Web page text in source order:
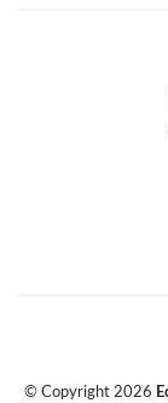
© Copyright 2026